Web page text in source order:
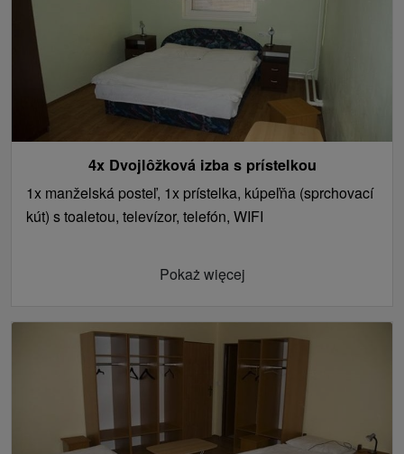
4x Dvojlôžková izba s prístelkou
1x manželská posteľ, 1x prístelka, kúpeľňa (sprchovací
kút) s toaletou, televízor, telefón, WIFI
Pokaż więcej